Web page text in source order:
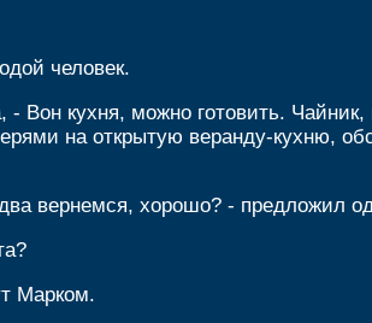
человек.
- Вон кухня, можно готовить.
на открытую веранду-кухню,
вернемся, хорошо? - предложил
Марком.